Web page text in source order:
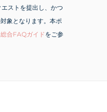
ストを提出し、かつ
象となります。本ポ
総合FAQガイドをご参